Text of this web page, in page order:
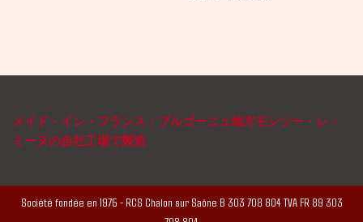
メイド・イン・フランス：ブルゴーニュ地方モンソー・レ・
ミーヌの自社工場で製造
Société fondée en 1975 - RCS Chalon sur Saône B 303 708 804 TVA FR 89 303